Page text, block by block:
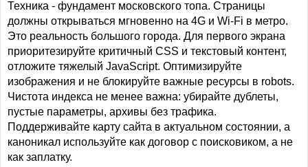
Техника - фундамент московского топа. Страницы
должны открываться мгновенно на 4G и Wi-Fi в метро.
Это реальность большого города. Для первого экрана
приоритезируйте критичный CSS и текстовый контент,
отложите тяжелый JavaScript. Оптимизируйте
изображения и не блокируйте важные ресурсы в robots.
Чистота индекса не менее важна: убирайте дублеты,
пустые параметры, архивы без трафика.
Поддерживайте карту сайта в актуальном состоянии, а
каноникал используйте как договор с поисковиком, а не
как заплатку.